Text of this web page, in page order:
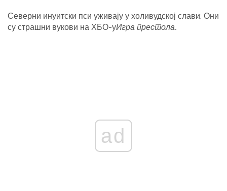
Северни инуитски пси уживају у холивудској слави: Они
су страшни вукови на ХБО-уИгра престола.
ad